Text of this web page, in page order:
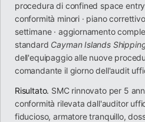
procedura di confined space
conformità minori · piano
settimane · aggiornamento
standard Cayman Islands
dell'equipaggio alle nuove
comandante il giorno dell'audit
Risultato. SMC rinnovato per 5
conformità rilevata dall'auditor
fiducioso, armatore tranquillo,